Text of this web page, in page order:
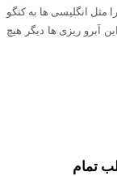
مثل انگلیسی ها به کنگو
آبرو ریزی ها دیگر هیچ
تمام